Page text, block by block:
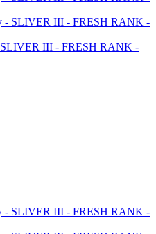
SLIVER III - FRESH RANK -